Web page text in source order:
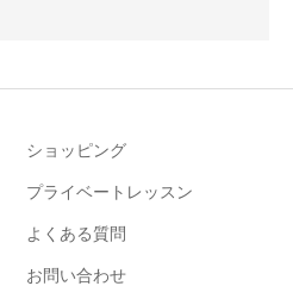
ショッピング
プライベートレッスン
よくある質問
お問い合わせ